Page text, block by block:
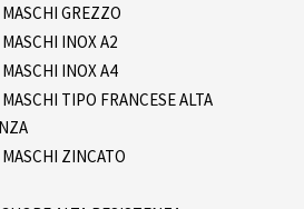
GREZZO
INOX A2
INOX A4
TIPO FRANCESE ALTA
ZINCATO